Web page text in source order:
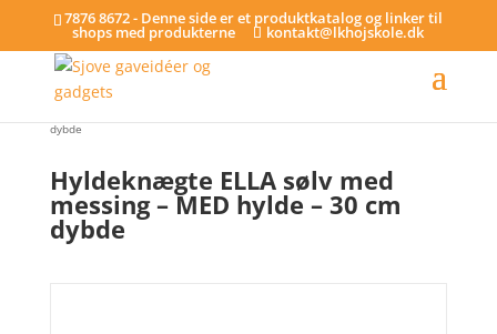
7876 8672 - Denne side er et produktkatalog og linker til
shops med produkterne kontakt@lkhojskole.dk
dybde
Hyldeknægte ELLA sølv med
messing – MED hylde – 30 cm
dybde